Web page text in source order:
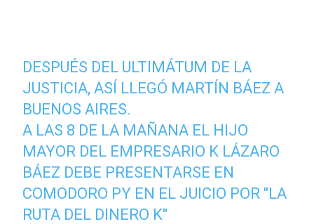
DESPUÉS DEL ULTIMÁTUM DE LA
JUSTICIA, ASÍ LLEGÓ MARTÍN BÁEZ A
BUENOS AIRES.
A LAS 8 DE LA MAÑANA EL HIJO
MAYOR DEL EMPRESARIO K LÁZARO
BÁEZ DEBE PRESENTARSE EN
COMODORO PY EN EL JUICIO POR "LA
RUTA DEL DINERO K"